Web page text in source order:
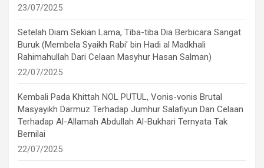
23/07/2025
Setelah Diam Sekian Lama, Tiba-tiba Dia Berbicara Sangat
Buruk (Membela Syaikh Rabi’ bin Hadi al Madkhali
Rahimahullah Dari Celaan Masyhur Hasan Salman)
22/07/2025
Kembali Pada Khittah NOL PUTUL, Vonis-vonis Brutal
Masyayikh Darmuz Terhadap Jumhur Salafiyun Dan Celaan
Terhadap Al-Allamah Abdullah Al-Bukhari Ternyata Tak
Bernilai
22/07/2025